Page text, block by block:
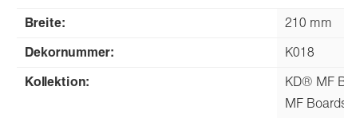
Breite: 210 mm
Dekornummer: K018
Kollektion:
KD® MF
MF